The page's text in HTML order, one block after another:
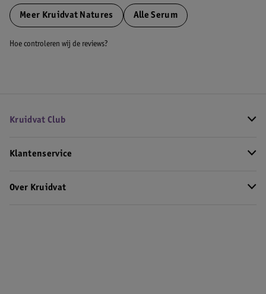
Meer Kruidvat Natures Alle Serum
Hoe controleren wij de reviews?
Kruidvat Club
Klantenservice
Over Kruidvat